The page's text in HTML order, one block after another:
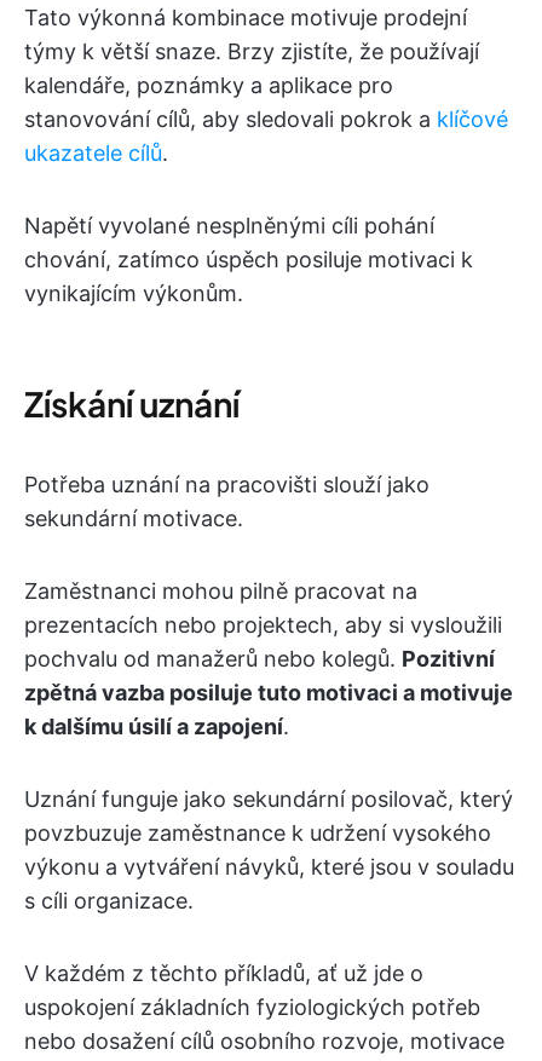
Tato výkonná kombinace motivuje prodejní
týmy k větší snaze. Brzy zjistíte, že používají
kalendáře, poznámky a aplikace pro
stanovování cílů, aby sledovali pokrok a klíčové
ukazatele cílů.
Napětí vyvolané nesplněnými cíli pohání
chování, zatímco úspěch posiluje motivaci k
vynikajícím výkonům.
Získání uznání
Potřeba uznání na pracovišti slouží jako
sekundární motivace.
Zaměstnanci mohou pilně pracovat na
prezentacích nebo projektech, aby si vysloužili
pochvalu od manažerů nebo kolegů. Pozitivní
zpětná vazba posiluje tuto motivaci a motivuje
k dalšímu úsilí a zapojení.
Uznání funguje jako sekundární posilovač, který
povzbuzuje zaměstnance k udržení vysokého
výkonu a vytváření návyků, které jsou v souladu
s cíli organizace.
V každém z těchto příkladů, ať už jde o
uspokojení základních fyziologických potřeb
nebo dosažení cílů osobního rozvoje, motivace